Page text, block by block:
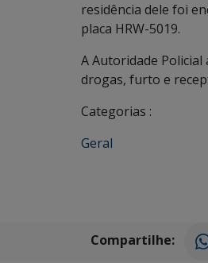
residência dele foi
placa HRW-5019.
A Autoridade
drogas, furto e
Categorias :
Geral
Compartilhe: